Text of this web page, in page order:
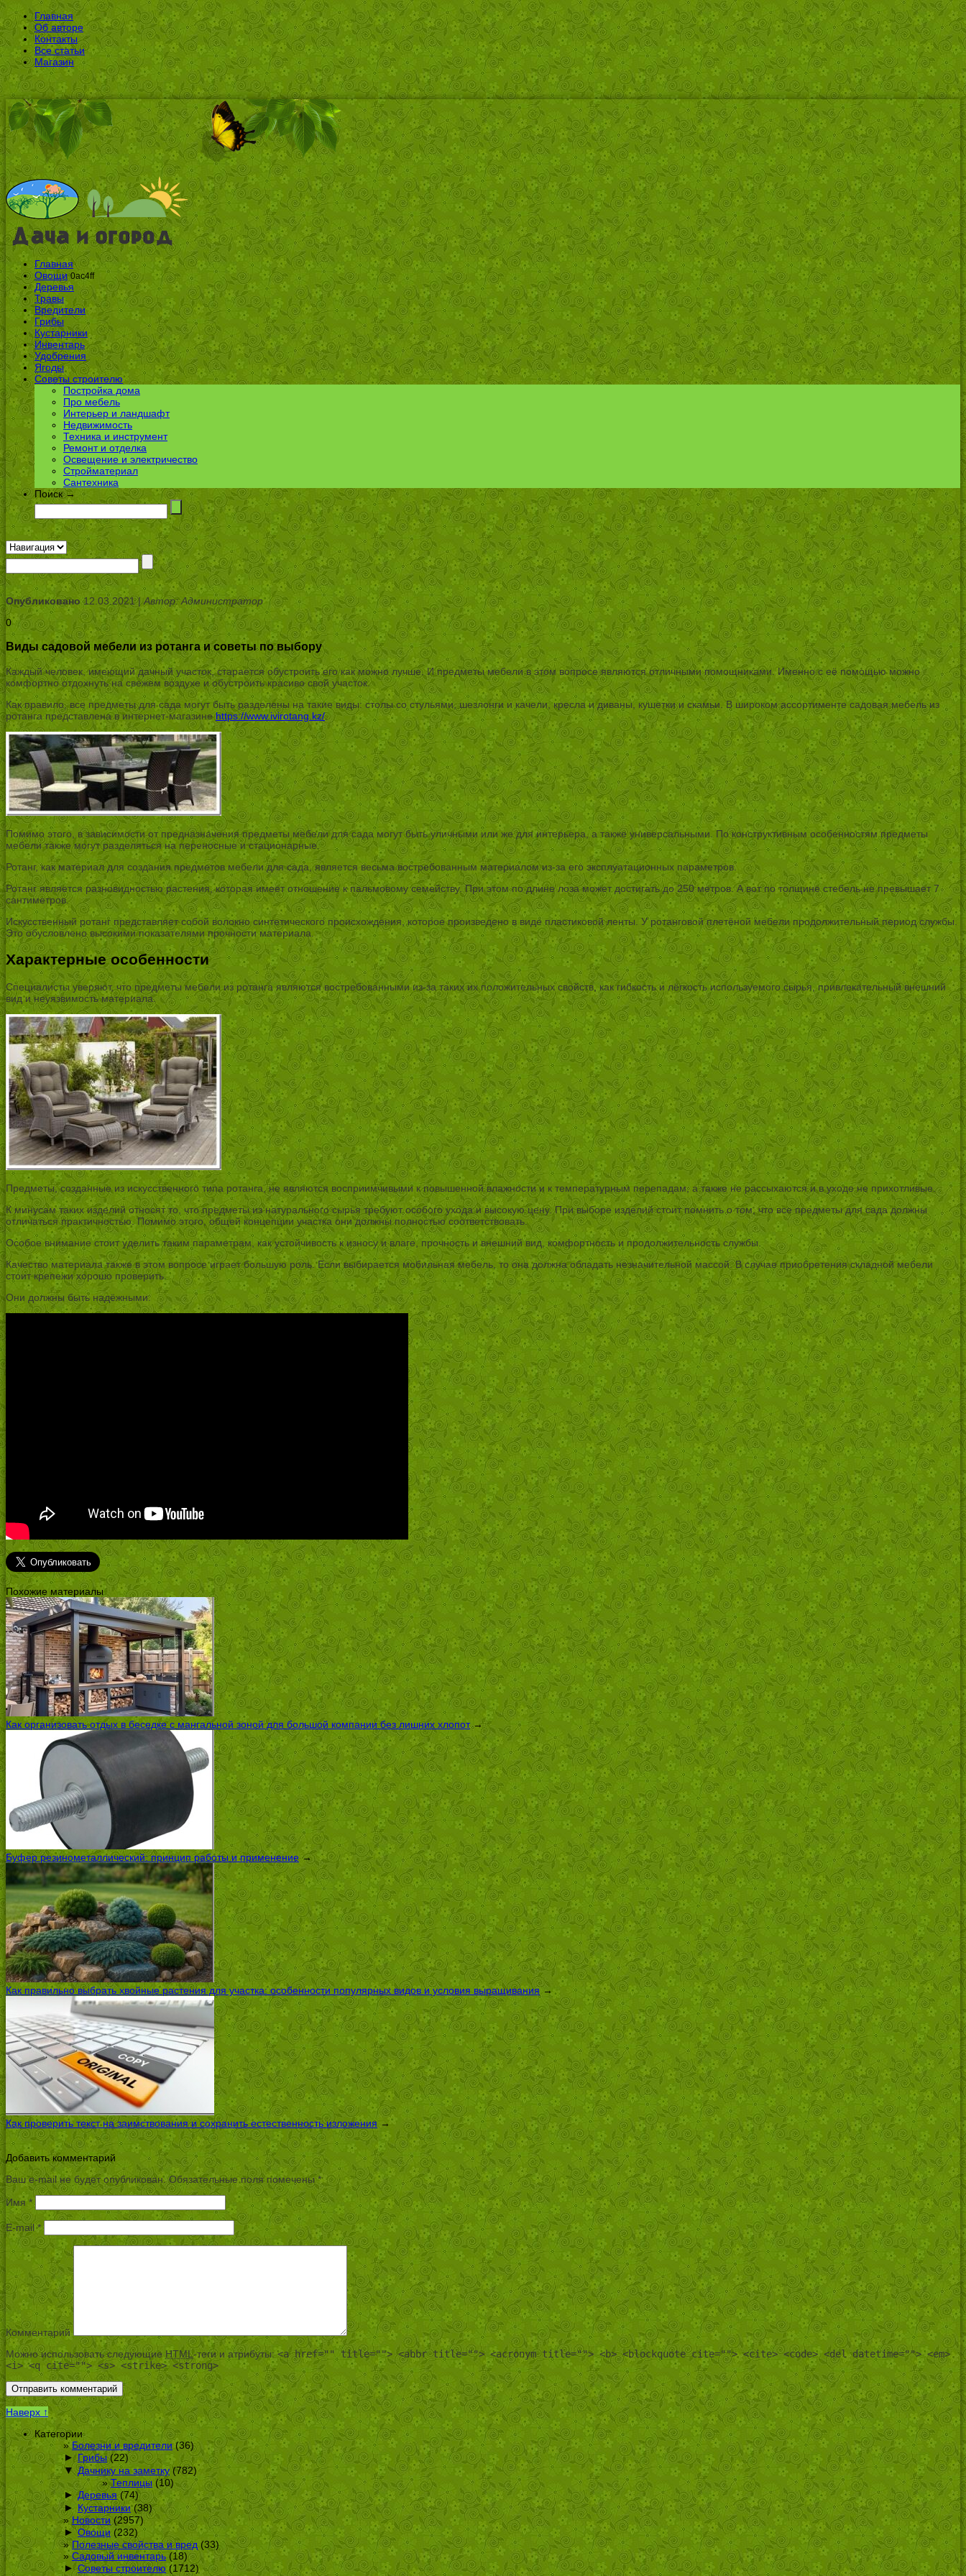
Главная
Об авторе
Контакты
Все статьи
Магазин
Главная
Овощи 0ac4ff
Деревья
Травы
Вредители
Грибы
Кустарники
Инвентарь
Удобрения
Ягоды
Советы строителю
Постройка дома
Про мебель
Интерьер и ландшафт
Недвижимость
Техника и инструмент
Ремонт и отделка
Освещение и электричество
Стройматериал
Сантехника
Поиск →
Опубликовано12.03.2021 |Автор: Администратор
0
Виды садовой мебели из ротанга и советы по выбору
Каждый человек, имеющий дачный участок, старается обустроить его как можно лучше. И предметы мебели в этом вопросе являются отличными помощниками. Именно с её помощью можно
комфортно отдохнуть на свежем воздухе и обустроить красиво свой участок.
Как правило, все предметы для сада могут быть разделены на такие виды: столы со стульями, шезлонги и качели, кресла и диваны, кушетки и скамьи. В широком ассортименте садовая мебель из
ротанга представлена в интернет-магазинеhttps://www.ivirotang.kz/.
Помимо этого, в зависимости от предназначения предметы мебели для сада могут быть уличными или же для интерьера, а также универсальными. По конструктивным особенностям предметы
мебели также могут разделяться на переносные и стационарные.
Ротанг, как материал для создания предметов мебели для сада, является весьма востребованным материалом из-за его эксплуатационных параметров.
Ротанг является разновидностью растения, которая имеет отношение к пальмовому семейству. При этом по длине лоза может достигать до 250 метров. А вот по толщине стебель не превышает 7
сантиметров.
Искусственный ротанг представляет собой волокно синтетического происхождения, которое произведено в виде пластиковой ленты. У ротанговой плетёной мебели продолжительный период службы.
Это обусловлено высокими показателями прочности материала.
Характерные особенности
Специалисты уверяют, что предметы мебели из ротанга являются востребованными из-за таких их положительных свойств, как гибкость и лёгкость используемого сырья, привлекательный внешний
вид и неуязвимость материала.
Предметы, созданные из искусственного типа ротанга, не являются восприимчивыми к повышенной влажности и к температурным перепадам, а также не рассыхаются и в уходе не прихотливые.
К минусам таких изделий относят то, что предметы из натурального сырья требуют особого ухода и высокую цену. При выборе изделий стоит помнить о том, что все предметы для сада должны
отличаться практичностью. Помимо этого, общей концепции участка они должны полностью соответствовать.
Особое внимание стоит уделить таким параметрам, как устойчивость к износу и влаге, прочность и внешний вид, комфортность и продолжительность службы.
Качество материала также в этом вопросе играет большую роль. Если выбирается мобильная мебель, то она должна обладать незначительной массой. В случае приобретения складной мебели
стоит крепежи хорошо проверить.
Они должны быть надёжными.
Похожие материалы
Как организовать отдых в беседке с мангальной зоной для большой компании без лишних хлопот→
Буфер резинометаллический: принцип работы и применение →
Как правильно выбрать хвойные растения для участка: особенности популярных видов и условия выращивания→
Как проверить текст на заимствования и сохранить естественность изложения →
Добавить комментарий
Ваш e-mail не будет опубликован.Обязательные поля помечены*
Имя*
E-mail*
Комментарий
Можно использовать следующие HTML-теги и атрибуты:<a href="" title=""> <abbr title=""> <acronym title=""> <b> <blockquote cite=""> <cite> <code> <del datetime=""> <em>
<i> <q cite=""> <s> <strike> <strong>
Наверх ↑
Категории
Болезни и вредители(36)
► Грибы(22)
▼ Дачнику на заметку (782)
Теплицы (10)
► Деревья (74)
► Кустарники(38)
Новости(2957)
► Овощи(232)
Полезные свойства и вред (33)
Садовый инвентарь (18)
► Советы строителю (1712)